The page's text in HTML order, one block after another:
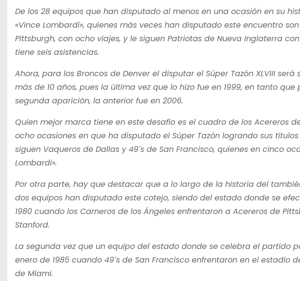
De los 28 equipos que han disputado al menos en una ocasión en su
«Vince Lombardi», quienes más veces han disputado este encuentro
Pittsburgh, con ocho viajes, y le siguen Patriotas de Nueva Inglaterra
tiene seis asistencias.
Ahora, para los Broncos de Denver el disputar el Súper Tazón XLVIII
más de 10 años, pues la última vez que lo hizo fue en 1999, en tanto
segunda aparición, la anterior fue en 2006.
Quien mejor marca tiene en este desafío es el cuadro de los Acereros
ocho ocasiones en que ha disputado el Súper Tazón logrando sus títulos
siguen Vaqueros de Dallas y 49´s de San Francisco, quienes en cinco
Lombardi».
Por otra parte, hay que destacar que a lo largo de la historia del
dos equipos han disputado este cotejo, siendo del estado donde se
1980 cuando los Carneros de los Ángeles enfrentaron a Acereros de
Stanford.
La segunda vez que un equipo del estado donde se celebra el partido
enero de 1985 cuando 49´s de San Francisco enfrentaron en el estadio
de Miami.